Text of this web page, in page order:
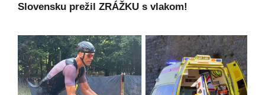
Slovensku prežil ZRÁŽKU s vlakom!